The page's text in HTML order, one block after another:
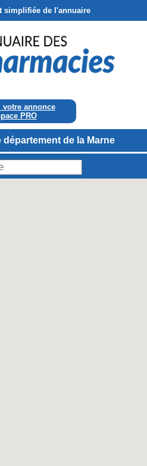
simplifiée de l'annuaire
votre annonce
PRO
département de la Marne